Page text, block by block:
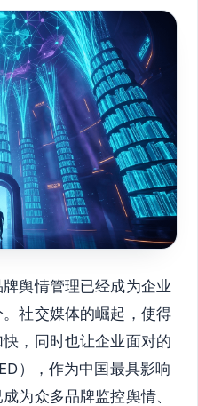
舆情管理已经成为企业
社交媒体的崛起，使得
，同时也让企业面对的
），作为中国最具影响
为众多品牌监控舆情、